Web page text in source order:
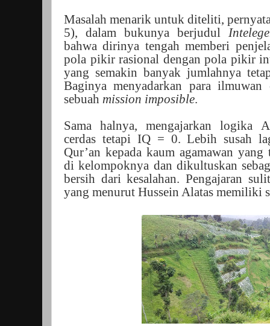
Masalah menarik untuk diteliti,
5), dalam bukunya berjudul
bahwa dirinya tengah memberi
pola pikir rasional dengan pola pikir
yang semakin banyak jumlahnya
Baginya menyadarkan para
sebuah mission imposible.
Sama halnya, mengajarkan logika
cerdas tetapi IQ = 0. Lebih susah
Qur’an kepada kaum agamawan
di kelompoknya dan dikultuskan
bersih dari kesalahan. Pengajaran
yang menurut Hussein Alatas memiliki